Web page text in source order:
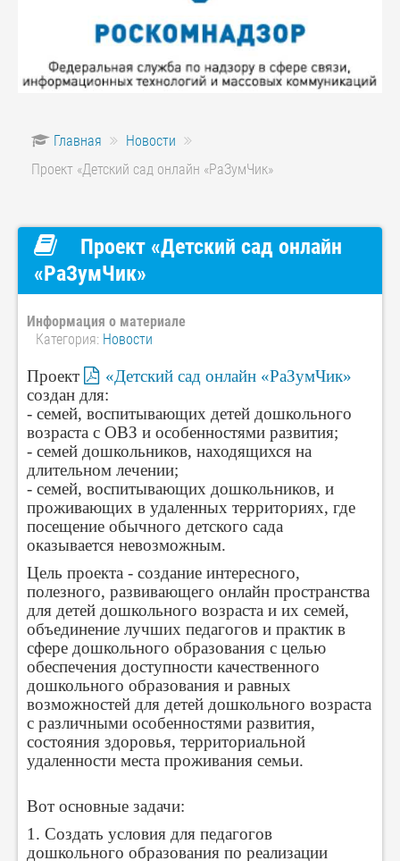
Главная
Новости
Проект «Детский сад онлайн «РаЗумЧик»
Проект «Детский сад онлайн
«РаЗумЧик»
Информация о материале
Категория: Новости
Проект
«Детский сад онлайн «РаЗумЧик»
создан для:
- семей, воспитывающих детей дошкольного
возраста с ОВЗ и особенностями развития;
- семей дошкольников, находящихся на
длительном лечении;
- семей, воспитывающих дошкольников, и
проживающих в удаленных территориях, где
посещение обычного детского сада
оказывается невозможным.
Цель проекта - создание интересного,
полезного, развивающего онлайн пространства
для детей дошкольного возраста и их семей,
объединение лучших педагогов и практик в
сфере дошкольного образования с целью
обеспечения доступности качественного
дошкольного образования и равных
возможностей для детей дошкольного возраста
с различными особенностями развития,
состояния здоровья, территориальной
удаленности места проживания семьи.
Вот основные задачи:
1. Создать условия для педагогов
дошкольного образования по реализации